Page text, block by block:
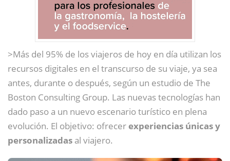
>Más del 95% de los viajeros de hoy en día utilizan los
recursos digitales en el transcurso de su viaje, ya sea
antes, durante o después, según un estudio de The
Boston Consulting Group. Las nuevas tecnologías han
dado paso a un nuevo escenario turístico en plena
evolución. El objetivo: ofrecerexperiencias únicas y
personalizadas al viajero.